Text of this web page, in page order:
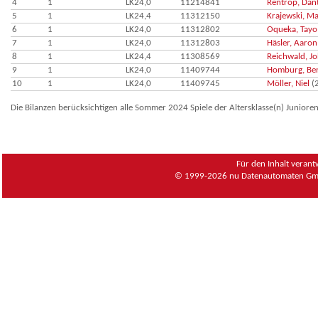
4
1 LK24,0 11214841
Rentrop,
5
1 LK24,4 11312150
Krajewski,
6
1 LK24,0 11312802 Oqueka, Tayo
7
1 LK24,0 11312803 Häsler, Aaron
8
1 LK24,4 11308569
Reichwald,
9
1 LK24,0 11409744
Homburg,
10
1 LK24,0 11409745 Möller, Niel
Die Bilanzen berücksichtigen alle Sommer 2024 Spiele der Altersklasse(n)
Für den Inhalt
© 1999-2026 nu Datenautomaten